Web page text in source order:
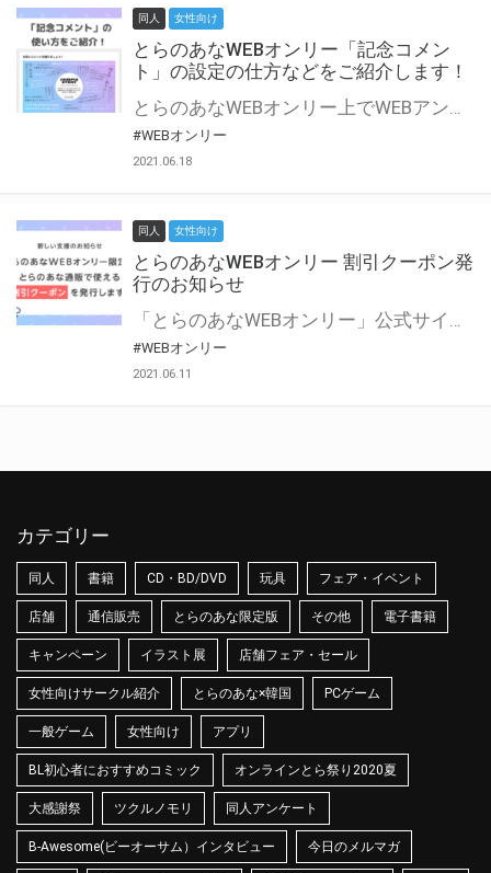
同人 女性向け
とらのあなWEBオンリー「記念コメン
ト」の設定の仕方などをご紹介します！
とらのあなWEBオンリー上でWEBアンソロジーが作成できる「記念コメント」について、その使い方や作成手順を解説します！ 支援タイプを「サークル参加型」「サークル参加型・マルシェ(イベント会場)機能付き」でお申し込みいただいている主催者様はぜひご活用ください♪ とらのあなWEBオンリーサイトはこちら
#WEBオンリー
2021.06.18
同人 女性向け
とらのあなWEBオンリー 割引クーポン発
行のお知らせ
「とらのあなWEBオンリー」公式サイトでとらのあな通販の「割引クーポン」を配布中！ イベントごとに開催当日限定で使える割引クーポンのシリアルコードを発行します。 とらのあなWEBオンリーのページをチェックして、イベント当日にお得にお買い物を楽しみましょう♪ ※本キャンペーンは予告なく終了する場合がございます。 とらのあなWEBオンリーサイトはこちら
#WEBオンリー
2021.06.11
カテゴリー
同人 書籍 CD・BD/DVD 玩具 フェア・イベント
店舗 通信販売 とらのあな限定版 その他 電子書籍
キャンペーン イラスト展 店舗フェア・セール
女性向けサークル紹介 とらのあな×韓国 PCゲーム
一般ゲーム 女性向け アプリ
BL初心者におすすめコミック オンラインとら祭り2020夏
大感謝祭 ツクルノモリ 同人アンケート
B-Awesome(ビーオーサム）インタビュー 今日のメルマガ